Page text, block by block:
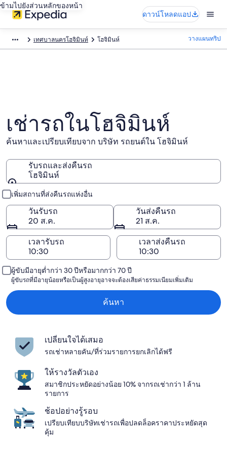
ข้ามไปยังส่วนหลักของหน้า
ดาวน์โหลดแอป
เทศบาลนครโฮจิมินห์ โฮจิมินห์ วางแผนทริป
เช่ารถในโฮจิมินห์
ค้นหาและเปรียบเทียบจาก บริษัท รถยนต์ใน โฮจิมินห์
รับรถและส่งคืนรถ
โฮจิมินห์
รับรถและส่งคืนรถ
เพิ่มสถานที่ส่งคืนรถแห่งอื่น
วันรับรถ
20 ส.ค.
วันส่งคืนรถ
21 ส.ค.
เวลารับรถ
เวลาส่งคืนรถ
ผู้ขับมีอายุต่ำกว่า 30 ปีหรือมากกว่า 70 ปี
ผู้ขับรถที่มีอายุน้อยหรือเป็นผู้สูงอายุอาจจะต้องเสียค่าธรรมเนียมเพิ่มเติม
ค้นหา
เปลี่ยนใจได้เสมอ
รถเช่าหลายคัน/ที่ร่วมรายการยกเลิกได้ฟรี
ให้รางวัลตัวเอง
สมาชิกประหยัดอย่างน้อย 10% จากรถเช่ากว่า 1 ล้าน
รายการ
ช้อปอย่างรู้รอบ
เปรียบเทียบบริษัทเช่ารถเพื่อปลดล็อคราคาประหยัดสุด
คุ้ม